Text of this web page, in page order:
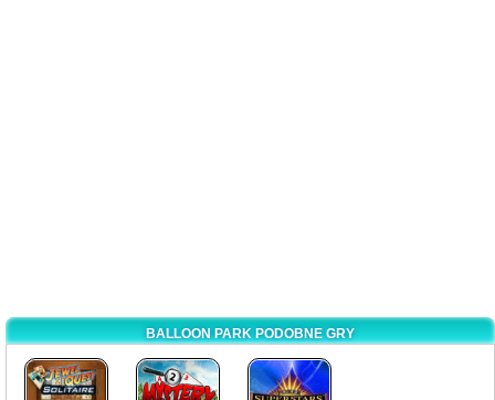
BALLOON PARK PODOBNE GRY